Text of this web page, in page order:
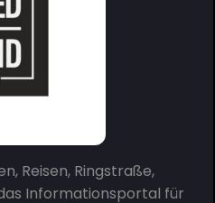
Reisen, Ringstraße,
Informationsportal für